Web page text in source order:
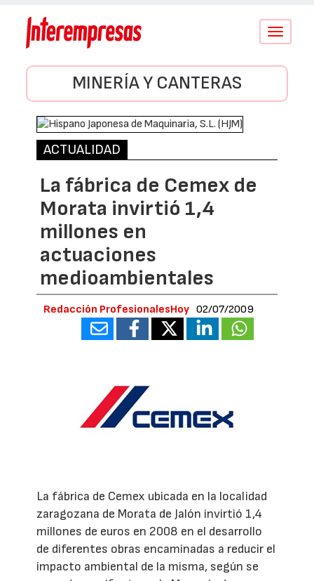
Conmutar
MINERÍA Y CANTERAS
ACTUALIDAD
La fábrica de Cemex de
Morata invirtió 1,4
millones en
actuaciones
medioambientales
Redacción ProfesionalesHoy 02/07/2009
La fábrica de Cemex ubicada en la localidad
zaragozana de Morata de Jalón invirtió 1,4
millones de euros en 2008 en el desarrollo
de diferentes obras encaminadas a reducir el
impacto ambiental de la misma, según se